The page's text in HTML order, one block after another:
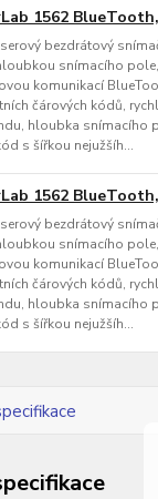
1562
bezdrátový
snímacího
komunikací
čárových kódů,
hloubka snímacího
s šířkou nejužšíh...
1562
bezdrátový
snímacího
komunikací
čárových kódů,
hloubka snímacího
s šířkou nejužšíh...